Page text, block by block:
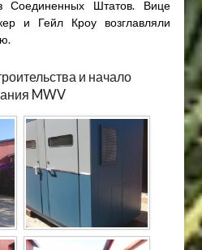
Соединенных Штатов. Вице
и Гейл Кроу возглавляли
и начало
MWV